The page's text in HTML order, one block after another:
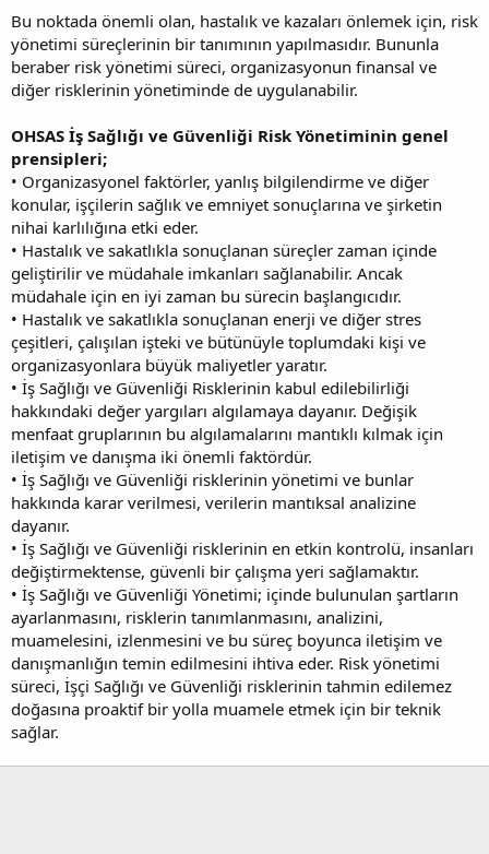
Bu noktada önemli olan, hastalık ve kazaları önlemek için, risk
yönetimi süreçlerinin bir tanımının yapılmasıdır. Bununla
beraber risk yönetimi süreci, organizasyonun finansal ve
diğer risklerinin yönetiminde de uygulanabilir.
OHSAS İş Sağlığı ve Güvenliği Risk Yönetiminin genel
prensipleri;
• Organizasyonel faktörler, yanlış bilgilendirme ve diğer
konular, işçilerin sağlık ve emniyet sonuçlarına ve şirketin
nihai karlılığına etki eder.
• Hastalık ve sakatlıkla sonuçlanan süreçler zaman içinde
geliştirilir ve müdahale imkanları sağlanabilir. Ancak
müdahale için en iyi zaman bu sürecin başlangıcıdır.
• Hastalık ve sakatlıkla sonuçlanan enerji ve diğer stres
çeşitleri, çalışılan işteki ve bütünüyle toplumdaki kişi ve
organizasyonlara büyük maliyetler yaratır.
• İş Sağlığı ve Güvenliği Risklerinin kabul edilebilirliği
hakkındaki değer yargıları algılamaya dayanır. Değişik
menfaat gruplarının bu algılamalarını mantıklı kılmak için
iletişim ve danışma iki önemli faktördür.
• İş Sağlığı ve Güvenliği risklerinin yönetimi ve bunlar
hakkında karar verilmesi, verilerin mantıksal analizine
dayanır.
• İş Sağlığı ve Güvenliği risklerinin en etkin kontrolü, insanları
değiştirmektense, güvenli bir çalışma yeri sağlamaktır.
• İş Sağlığı ve Güvenliği Yönetimi; içinde bulunulan şartların
ayarlanmasını, risklerin tanımlanmasını, analizini,
muamelesini, izlenmesini ve bu süreç boyunca iletişim ve
danışmanlığın temin edilmesini ihtiva eder. Risk yönetimi
süreci, İşçi Sağlığı ve Güvenliği risklerinin tahmin edilemez
doğasına proaktif bir yolla muamele etmek için bir teknik
sağlar.